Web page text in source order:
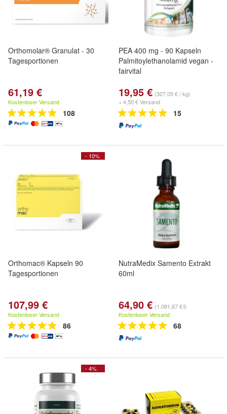
Orthomolar® Granulat - 30
Tagesportionen
61,19 €
Kostenloser Versand
108
PEA 400 mg - 90 Kapseln
Palmitoylethanolamid vegan -
fairvital
19,95 € (327,05 € / kg)
+ 4,50 € Versand
15
- 10%
Orthomac® Kapseln 90
Tagesportionen
107,99 €
Kostenloser Versand
86
NutraMedix Samento Extrakt
60ml
64,90 € (1.081,67 €/l)
Kostenloser Versand
68
- 4%